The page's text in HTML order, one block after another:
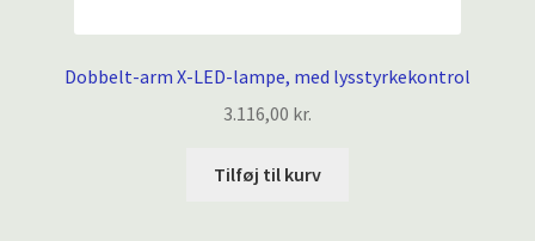
Dobbelt-arm X-LED-lampe, med lysstyrkekontrol
3.116,00 kr.
Tilføj til kurv